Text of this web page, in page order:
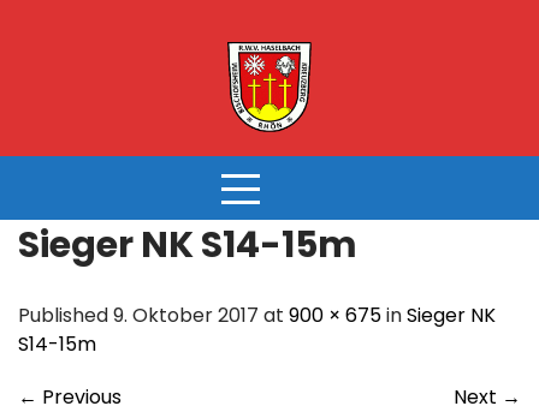
Sieger NK S14-15m
Published 9. Oktober 2017 at 900 × 675inSieger NK
S14-15m
← Previous Next →